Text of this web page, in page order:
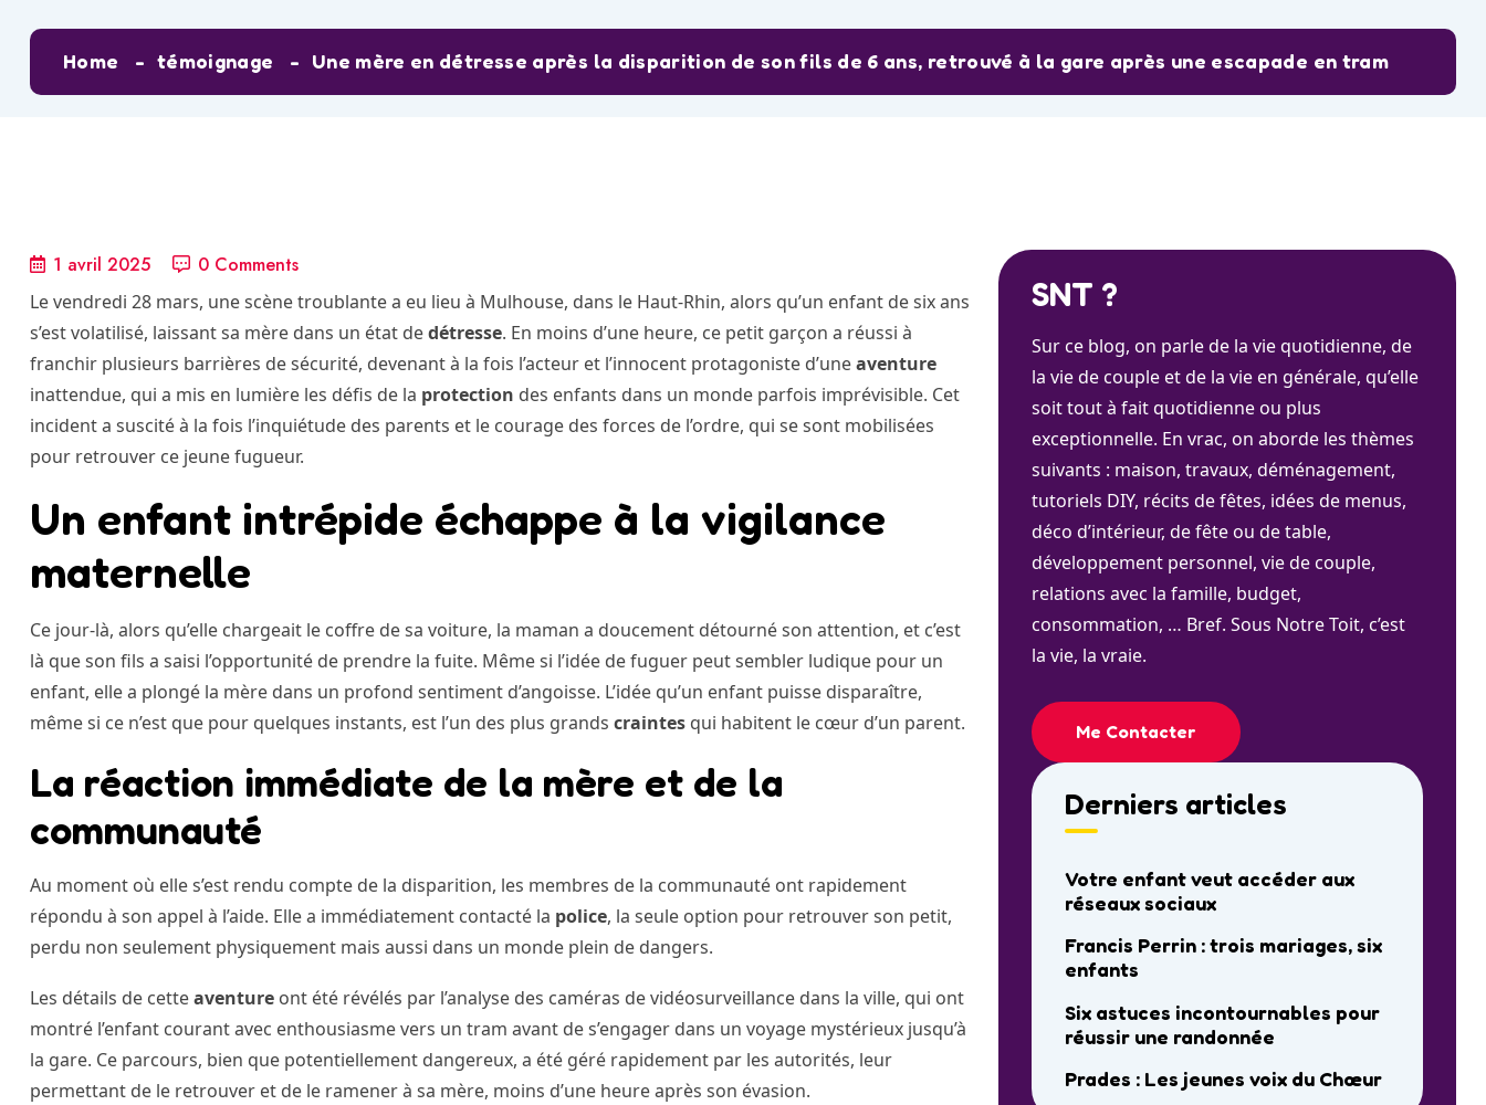
Home témoignage Une mère en détresse après la disparition de son fils de 6 ans, retrouvé à la gare après une escapade en tram
1 avril 2025 0 Comments
Le vendredi 28 mars, une scène troublante a eu lieu à Mulhouse, dans le Haut-Rhin, alors qu’un enfant de six ans
s’est volatilisé, laissant sa mère dans un état dedétresse. En moins d’une heure, ce petit garçon a réussi à
franchir plusieurs barrières de sécurité, devenant à la fois l’acteur et l’innocent protagoniste d’uneaventure
inattendue, qui a mis en lumière les défis de la protection des enfants dans un monde parfois imprévisible. Cet
incident a suscité à la fois l’inquiétude des parents et le courage des forces de l’ordre, qui se sont mobilisées
pour retrouver ce jeune fugueur.
Un enfant intrépide échappe à la vigilance
maternelle
Ce jour-là, alors qu’elle chargeait le coffre de sa voiture, la maman a doucement détourné son attention, et c’est
là que son fils a saisi l’opportunité de prendre la fuite. Même si l’idée de fuguer peut sembler ludique pour un
enfant, elle a plongé la mère dans un profond sentiment d’angoisse. L’idée qu’un enfant puisse disparaître,
même si ce n’est que pour quelques instants, est l’un des plus grands craintes qui habitent le cœur d’un parent.
La réaction immédiate de la mère et de la
communauté
Au moment où elle s’est rendu compte de la disparition, les membres de la communauté ont rapidement
répondu à son appel à l’aide. Elle a immédiatement contacté la police, la seule option pour retrouver son petit,
perdu non seulement physiquement mais aussi dans un monde plein de dangers.
Les détails de cetteaventure ont été révélés par l’analyse des caméras de vidéosurveillance dans la ville, qui ont
montré l’enfant courant avec enthousiasme vers un tram avant de s’engager dans un voyage mystérieux jusqu’à
la gare. Ce parcours, bien que potentiellement dangereux, a été géré rapidement par les autorités, leur
permettant de le retrouver et de le ramener à sa mère, moins d’une heure après son évasion.
SNT ?
Sur ce blog, on parle de la vie quotidienne, de
la vie de couple et de la vie en générale, qu’elle
soit tout à fait quotidienne ou plus
exceptionnelle. En vrac, on aborde les thèmes
suivants : maison, travaux, déménagement,
tutoriels DIY, récits de fêtes, idées de menus,
déco d’intérieur, de fête ou de table,
développement personnel, vie de couple,
relations avec la famille, budget,
consommation, … Bref. Sous Notre Toit, c’est
la vie, la vraie.
Me Contacter
Derniers articles
Votre enfant veut accéder aux
réseaux sociaux
Francis Perrin : trois mariages, six
enfants
Six astuces incontournables pour
réussir une randonnée
Prades : Les jeunes voix du Chœur